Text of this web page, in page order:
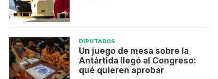
DIPUTADOS
Un juego de mesa sobre la
Antártida llegó al Congreso:
qué quieren aprobar